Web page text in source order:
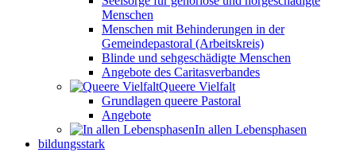
Menschen
Menschen mit Behinderungen in der
Gemeindepastoral (Arbeitskreis)
Blinde und sehgeschädigte Menschen
Angebote des Caritasverbandes
Queere Vielfalt
Grundlagen queere Pastoral
Angebote
In allen Lebensphasen
bildungsstark